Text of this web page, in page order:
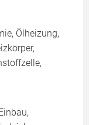
Ölheizung,